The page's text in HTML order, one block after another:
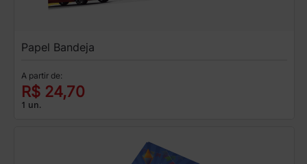
Papel Bandeja
A partir de:
R$ 24,70
1 un.